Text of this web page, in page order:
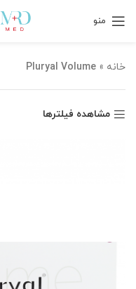
منو
خانه »
Pluryal Volume
مشاهده فیلترها